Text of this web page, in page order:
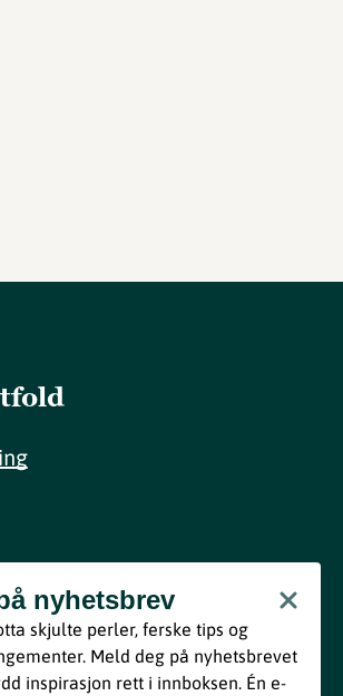
nyhetsbrev
Bli med
du våre vilkår i henhold til vår
nyhetsbrev
skjulte perler, ferske tips og
Meld deg på nyhetsbrevet
inspirasjon rett i innboksen. Én e-